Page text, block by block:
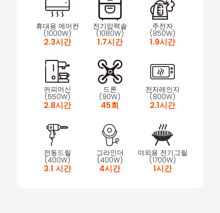
휴대용 에어컨
(1000W)
2.3시간
전기압력솥
(1080W)
1.7시간
주전자
(850W)
1.9시간
커피머신
(550W)
2.8시간
드론
(90W)
45회
전자레인지
(800W)
2.1시간
전동드릴
(400W)
3.1 시간
그라인더
(400W)
4시간
야외용 전기그릴
(1700W)
1시간